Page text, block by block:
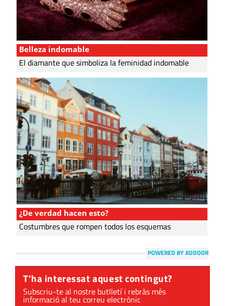
Belleza indomable
El diamante que simboliza la feminidad indomable
¿De verdad hacen esto?
Costumbres que rompen todos los esquemas
POWERED BY ADDOOR
T'ha interessat aquest contingut?
Subscriu-te al nostre butlletí i rebràs més
informació al teu correu electrònic